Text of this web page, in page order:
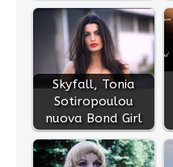
Skyfall, Tonia
Sotiropoulou
nuova Bond Girl